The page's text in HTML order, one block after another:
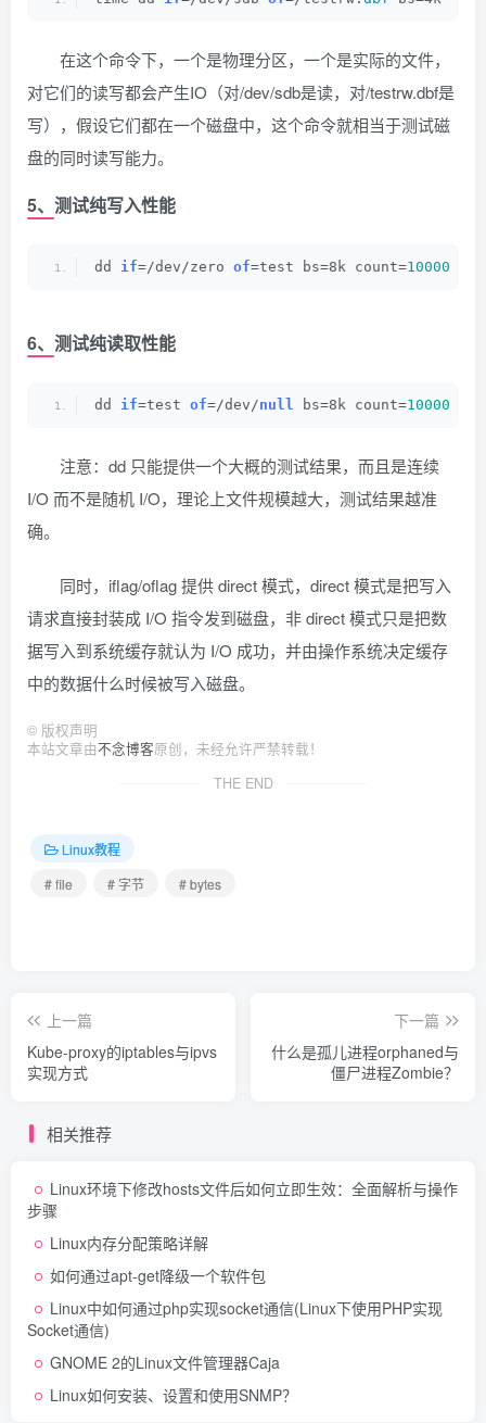
在这个命令下，一个是物理分区，一个是实际的文件，
对它们的读写都会产生IO（对/dev/sdb是读，对/testrw.dbf是
写），假设它们都在一个磁盘中，这个命令就相当于测试磁
盘的同时读写能力。
5、测试纯写入性能
dd if=/dev/zero of=test bs=8k count=10000
6、测试纯读取性能
dd if=test of=/dev/null bs=8k count=10000
注意：dd 只能提供一个大概的测试结果，而且是连续
I/O 而不是随机 I/O，理论上文件规模越大，测试结果越准
确。
同时，iflag/oflag 提供 direct 模式，direct 模式是把写入
请求直接封装成 I/O 指令发到磁盘，非 direct 模式只是把数
据写入到系统缓存就认为 I/O 成功，并由操作系统决定缓存
中的数据什么时候被写入磁盘。
© 版权声明
本站文章由不念博客原创，未经允许严禁转载！
THE END
Linux教程
# file
# 字节 # bytes
上一篇
Kube-proxy的iptables与ipvs
实现方式
下一篇
什么是孤儿进程orphaned与
僵尸进程Zombie？
相关推荐
Linux环境下修改hosts文件后如何立即生效：全面解析与操作
步骤
Linux内存分配策略详解
如何通过apt-get降级一个软件包
Linux中如何通过php实现socket通信(Linux下使用PHP实现
Socket通信)
GNOME 2的Linux文件管理器Caja
Linux如何安装、设置和使用SNMP？